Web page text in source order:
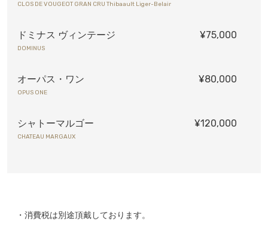
CLOS DE VOUGEOT GRAN CRU Thibaault Liger-Belair
ドミナス ヴィンテージ ¥75,000
DOMINUS
オーパス・ワン ¥80,000
OPUS ONE
シャトーマルゴー ¥120,000
CHATEAU MARGAUX
・消費税は別途頂戴しております。